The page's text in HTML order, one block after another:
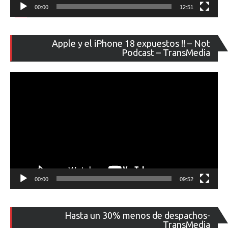
00:00 12:51
Apple y el iPhone 18 expuestos !! – Not
Podcast – TransMedia
de
00:00 09:52
Hasta un 30% menos de despachos-
TransMedia
de